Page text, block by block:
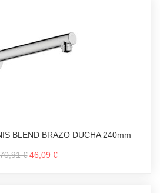
BLEND BRAZO DUCHA 240mm
€ 46,09 €